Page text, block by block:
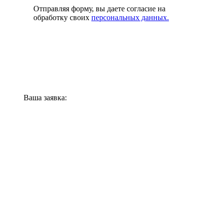
Отправляя форму, вы даете согласие на
обработку своих персональных данных.
Ваша заявка: